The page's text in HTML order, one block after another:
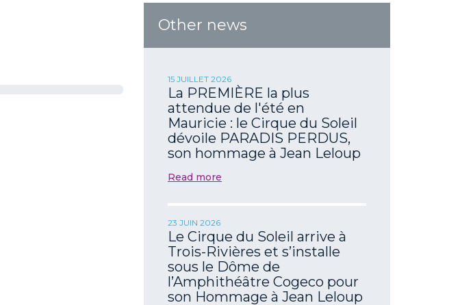
Other news
15 JUILLET 2026
La PREMIÈRE la plus
attendue de l'été en
Mauricie : le Cirque du Soleil
dévoile PARADIS PERDUS,
son hommage à Jean Leloup
Read more
23 JUIN 2026
Le Cirque du Soleil arrive à
Trois-Rivières et s’installe
sous le Dôme de
l’Amphithéâtre Cogeco pour
son Hommage à Jean Leloup